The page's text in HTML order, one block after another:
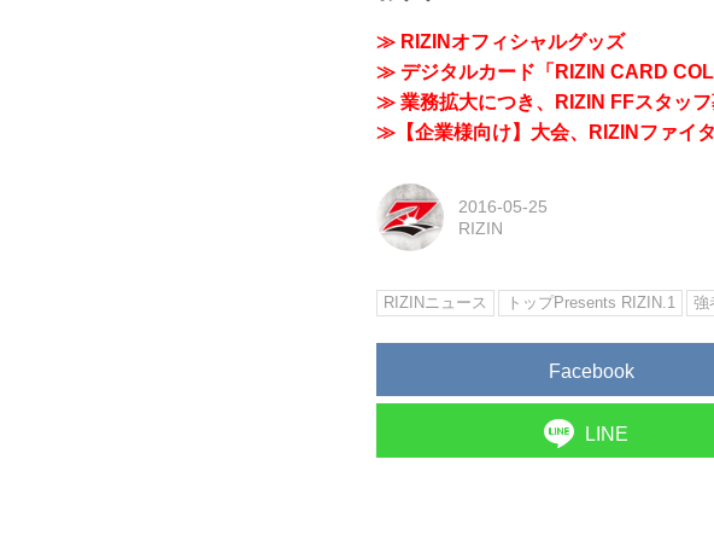
≫ RIZINオフィシャルグッズ
≫ デジタルカード「RIZIN CARD
≫ 業務拡大につき、RIZIN FFスタッフ
≫【企業様向け】大会、RIZINファイ
2016-05-25
RIZIN
RIZINニュース トップPresents RIZIN.1 強
Facebook
LINE